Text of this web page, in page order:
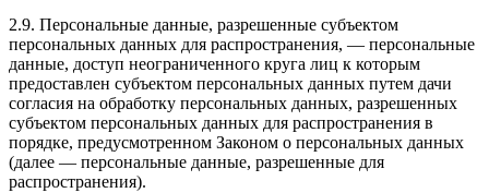
2.9. Персональные данные, разрешенные субъектом
персональных данных для распространения, — персональные
данные, доступ неограниченного круга лиц к которым
предоставлен субъектом персональных данных путем дачи
согласия на обработку персональных данных, разрешенных
субъектом персональных данных для распространения в
порядке, предусмотренном Законом о персональных данных
(далее — персональные данные, разрешенные для
распространения).